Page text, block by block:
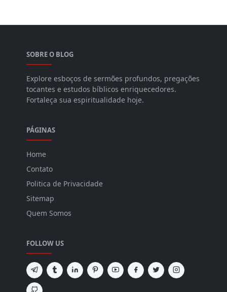
SOBRE O BLOG
Explore esboços de sermões profundos, pregações
tocantes e estudos bíblicos enriquecedores.
Fortaleça sua espiritualidade hoje.
PÁGINAS
Home
Contato
Politica de Privacidade
Sitemap
Quem Somos
FOLLOW US